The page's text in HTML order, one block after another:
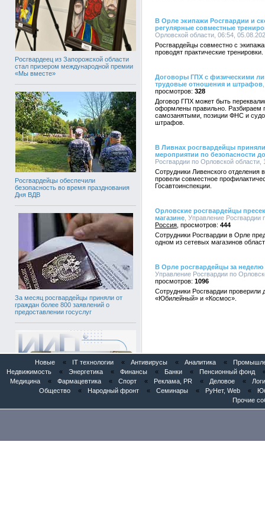
Росгвардеец из Запорожской области
стал призером международной премии
«Мы вместе»
Росгвардейцы обеспечили
безопасность во время празднования
Дня ВДВ
За месяц росгвардейцы приняли от
граждан более 800 заявлений о
предоставлении госуслуг
В Орле экипажи Росгвардии и
регулярные совместные
Орловской области, 06:54,
Росгвардейцы совместно с
проводят практические тренировки.
Договоры ГПХ с физическими
трудовые отношения и штрафов
328
Договор ГПХ может быть
оформлены правильно. Разбираем
самозанятыми, позиции ФНС и
штрафов.
В Ливнах росгвардейцы
мероприятии по безопасности
Росгвардии по Орловской
Сотрудники Ливенского отделения
провели совместное
Госавтоинспекции.
Орловские росгвардейцы
магазине , Управление
Россия
444
Сотрудники Росгвардии в Орле
одном из сетевых магазинов
В Орле росгвардейцы за неделю
Управление Росгвардии по
1096
Сотрудники Росгвардии проверили
«Юбилейный» и «Космос».
Новые « IT технологии « Антивирусы « Аналитика «
Недвижимость
« Энергетика « Финансы « Банки « Пенсионный фонд
Медицина
« Фармацевтика « Спорт « Реклама, PR « Деловое «
Общество
« Народный фронт « Семинары « РуНет, Web «
Прочие